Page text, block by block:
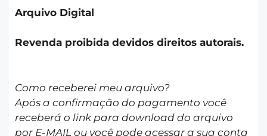
Arquivo Digital
Revenda proibida devidos direitos autorais.
Como receberei meu arquivo?
Após a confirmação do pagamento você
receberá o link para download do arquivo
por E-MAIL ou você pode acessar a sua conta